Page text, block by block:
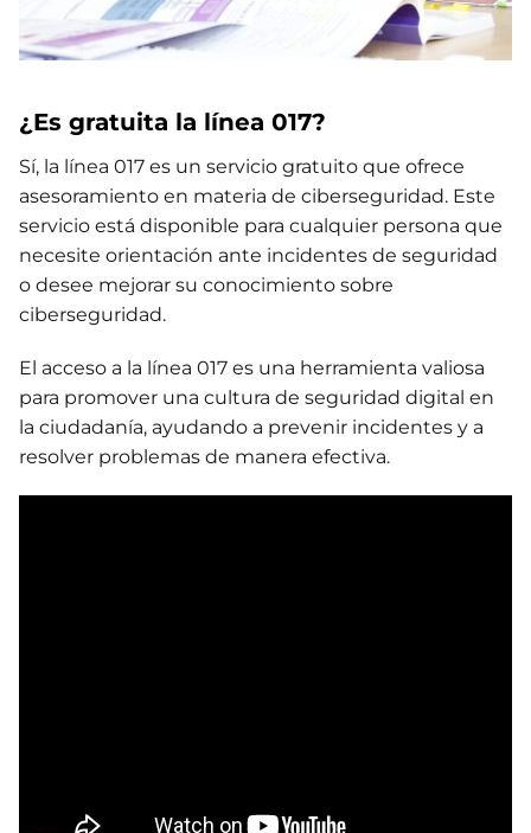
¿Es gratuita la línea 017?
Sí, la línea 017 es un servicio gratuito que ofrece
asesoramiento en materia de ciberseguridad. Este
servicio está disponible para cualquier persona que
necesite orientación ante incidentes de seguridad
o desee mejorar su conocimiento sobre
ciberseguridad.
El acceso a la línea 017 es una herramienta valiosa
para promover una cultura de seguridad digital en
la ciudadanía, ayudando a prevenir incidentes y a
resolver problemas de manera efectiva.